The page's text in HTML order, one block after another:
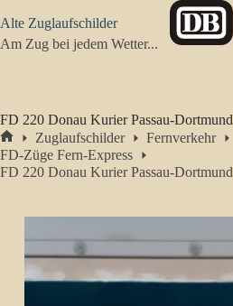
Inhalt
springen
Alte Zuglaufschilder
Am Zug bei jedem Wetter...
FD 220 Donau Kurier Passau-Dortmund
Start
Zuglaufschilder
Fernverkehr
FD-Züge Fern-Express
FD 220 Donau Kurier Passau-Dortmund